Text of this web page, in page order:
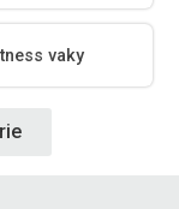
vaky